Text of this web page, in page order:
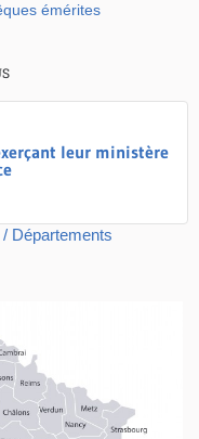
émérites
leur ministère
Départements